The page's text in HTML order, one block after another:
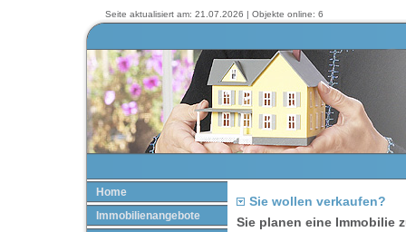
Seite aktualisiert am: 21.07.2026 | Objekte online: 6
Home
Immobilienangebote
Sie wollen verkaufen?
Sie planen eine Immobilie